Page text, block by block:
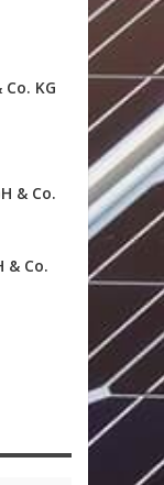
KG
& Co.
& Co.